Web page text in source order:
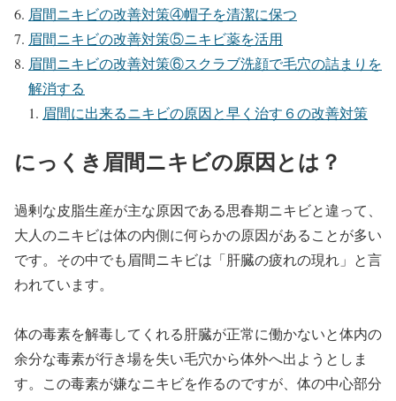
眉間ニキビの改善対策④帽子を清潔に保つ
眉間ニキビの改善対策⑤ニキビ薬を活用
眉間ニキビの改善対策⑥スクラブ洗顔で毛穴の詰まりを
解消する
眉間に出来るニキビの原因と早く治す６の改善対策
にっくき眉間ニキビの原因とは？
過剰な皮脂生産が主な原因である思春期ニキビと違って、
大人のニキビは体の内側に何らかの原因があることが多い
です。その中でも眉間ニキビは「肝臓の疲れの現れ」と言
われています。
体の毒素を解毒してくれる肝臓が正常に働かないと体内の
余分な毒素が行き場を失い毛穴から体外へ出ようとしま
す。この毒素が嫌なニキビを作るのですが、体の中心部分